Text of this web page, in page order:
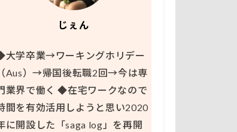
じぇん
学卒業→ワーキングホリデー
（Aus）→帰国後転職2回→今は専
業界で働く ◆在宅ワークなので
間を有効活用しようと思い2020
に開設した「saga log」を再開